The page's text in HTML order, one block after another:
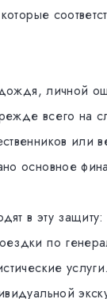
личной
всего на
или
основное
в эту
по